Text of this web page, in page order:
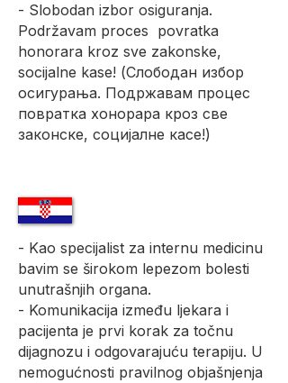
- Slobodan izbor osiguranja.
Podržavam proces povratka
honorara kroz sve zakonske,
socijalne kase! (Слободан избор
осигурања. Подржавам процес
повратка хонорара кроз све
законске, социјалне касе!)
- Kao specijalist za internu medicinu
bavim se širokom lepezom bolesti
unutrašnjih organa.
- Komunikacija između lјekara i
pacijenta je prvi korak za tоčnu
dijagnozu i odgovarajuću terapiju. U
nemogućnosti pravilnog objašnjenja